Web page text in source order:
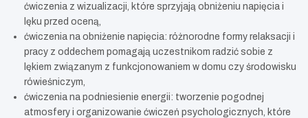
ćwiczenia z wizualizacji, które sprzyjają obniżeniu napięcia i
lęku przed oceną,
ćwiczenia na obniżenie napięcia: różnorodne formy relaksacji i
pracy z oddechem pomagają uczestnikom radzić sobie z
lękiem związanym z funkcjonowaniem w domu czy środowisku
rówieśniczym,
ćwiczenia na podniesienie energii: tworzenie pogodnej
atmosfery i organizowanie ćwiczeń psychologicznych, które